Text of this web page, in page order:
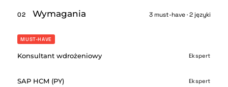
02 Wymagania 3 must-have · 2 języki
MUST-HAVE
Konsultant wdrożeniowy Ekspert
SAP HCM (PY) Ekspert